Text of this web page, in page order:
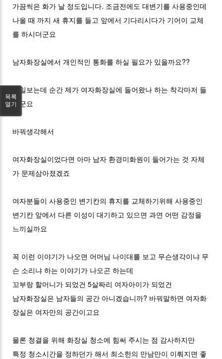
가끔씩은 화가 날 정도입니다. 조금전에도 대변기를 사용중인데
나올 때 까지 새 휴지를 들고 앞에서 기다리시다가 기어이 교체
를 하시더군요
남자화장실에서 개인적인 통화를 하실 필요가 있을까요??
볼일보는데 순간 제가 여자화장실에 들어왔나 하는 착각마저 들
더군요
바꿔생각해서
여자화장실이었다면 아마 남자 환경미화원이 들어가는 것 자체
가 문제삼아졌겠죠
여자분들이 사용중인 변기칸의 휴지를 교체하기위해 사용중인
변기칸 앞에서 다른 이성이 대기하고 있으면 과연 어떤 감정을
느끼실까요
꼭 이런 이야기가 나오면 어머님 나이대를 보고 무슨생각이냐 무
슨 소리냐 하는 이야기가 나오곤 하는데
꼬부랑 할머니가 되었건 5살짜리 여자아이가 되었건
남자화장실은 남자들의 공간 아니겠습니까? 바꿔말하면 여자화
장실은 여자만의 공간이고요
물론 청결을 위해 화장실 청소에 힘써 주시는 점 감사하지만
특정 청소시간을 정하던가 해서 최소한의 만남만이 이뤄지면 좋
목록
열기